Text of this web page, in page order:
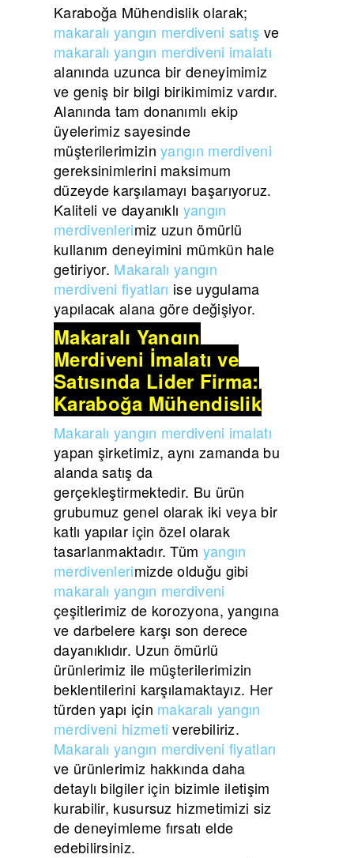
Karaboğa Mühendislik olarak;
makaralı yangın merdiveni satış ve
makaralı yangın merdiveni imalatı
alanında uzunca bir deneyimimiz
ve geniş bir bilgi birikimimiz vardır.
Alanında tam donanımlı ekip
üyelerimiz sayesinde
müşterilerimizinyangın merdiveni
gereksinimlerini maksimum
düzeyde karşılamayı başarıyoruz.
Kaliteli ve dayanıklı yangın
merdivenlerimiz uzun ömürlü
kullanım deneyimini mümkün hale
getiriyor. Makaralı yangın
merdiveni fiyatları ise uygulama
yapılacak alana göre değişiyor.
Makaralı Yangın
Merdiveni İmalatı ve
Satışında Lider Firma:
Karaboğa Mühendislik
Makaralı yangın merdiveni imalatı
yapan şirketimiz, aynı zamanda bu
alanda satış da
gerçekleştirmektedir. Bu ürün
grubumuz genel olarak iki veya bir
katlı yapılar için özel olarak
tasarlanmaktadır. Tüm yangın
merdivenlerimizde olduğu gibi
makaralı yangın merdiveni
çeşitlerimiz de korozyona, yangına
ve darbelere karşı son derece
dayanıklıdır. Uzun ömürlü
ürünlerimiz ile müşterilerimizin
beklentilerini karşılamaktayız. Her
türden yapı için makaralı yangın
merdiveni hizmeti verebiliriz.
Makaralı yangın merdiveni fiyatları
ve ürünlerimiz hakkında daha
detaylı bilgiler için bizimle iletişim
kurabilir, kusursuz hizmetimizi siz
de deneyimleme fırsatı elde
edebilirsiniz.